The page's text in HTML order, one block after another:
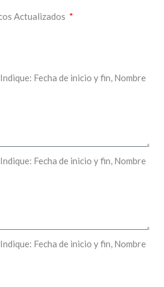
Actualizados
Fecha de inicio y fin, Nombre
Fecha de inicio y fin, Nombre
Fecha de inicio y fin, Nombre